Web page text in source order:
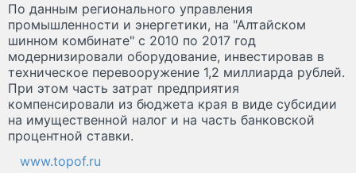
По данным регионального управления
промышленности и энергетики, на "Алтайском
шинном комбинате" с 2010 по 2017 год
модернизировали оборудование, инвестировав в
техническое перевооружение 1,2 миллиарда рублей.
При этом часть затрат предприятия
компенсировали из бюджета края в виде субсидии
на имущественной налог и на часть банковской
процентной ставки.
www.topof.ru